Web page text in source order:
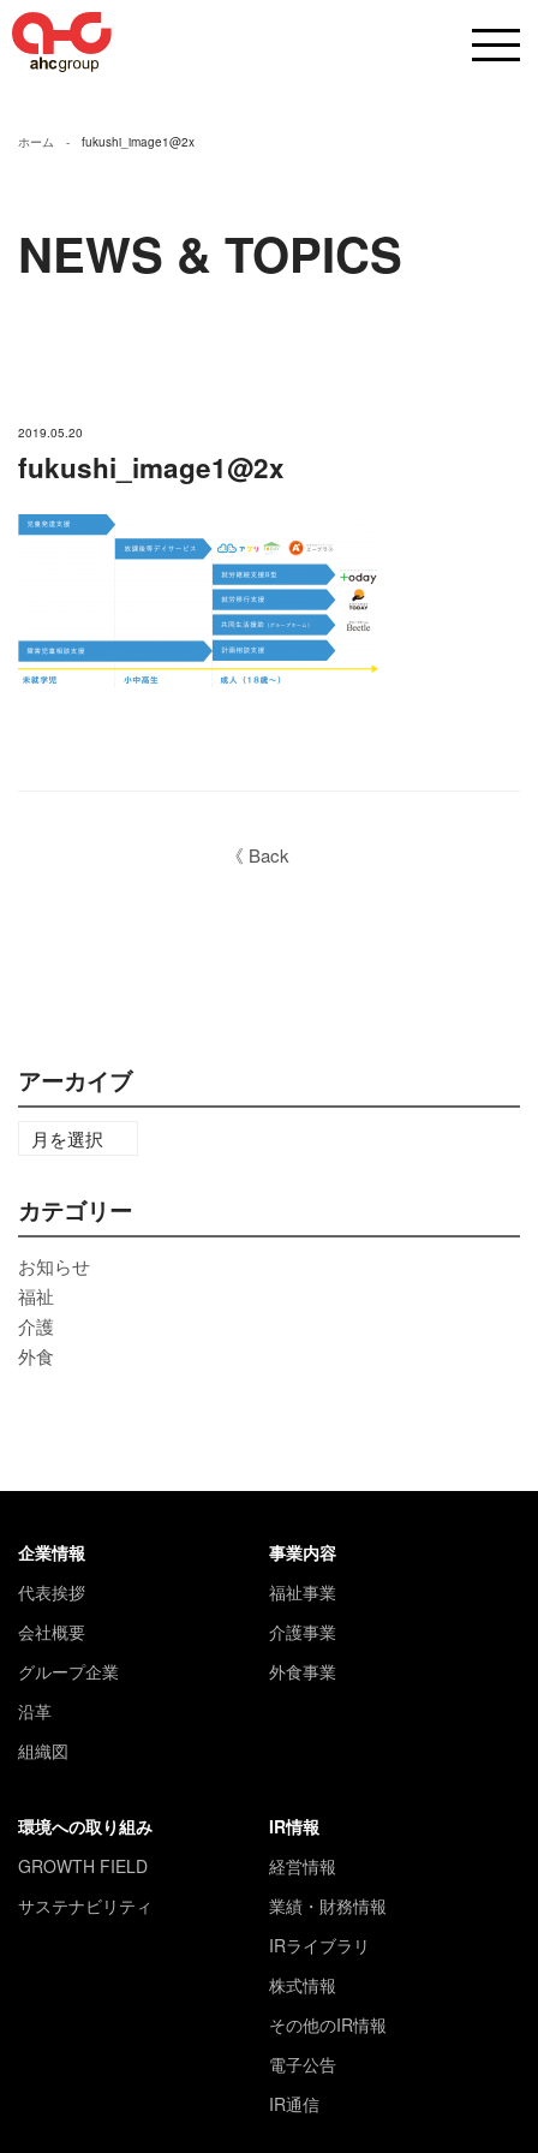
ホーム fukushi_image1@2x
NEWS & TOPICS
2019.05.20
fukushi_image1@2x
《 Back
アーカイブ
カテゴリー
お知らせ
福祉
介護
外食
企業情報
代表挨拶
会社概要
グループ企業
沿革
組織図
事業内容
福祉事業
介護事業
外食事業
環境への取り組み
GROWTH FIELD
サステナビリティ
IR情報
経営情報
業績・財務情報
IRライブラリ
株式情報
その他のIR情報
電子公告
IR通信